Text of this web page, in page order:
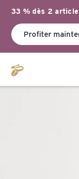
33 % dès 2
Profiter